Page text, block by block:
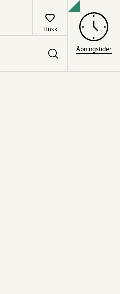
Husk
Åbningstider